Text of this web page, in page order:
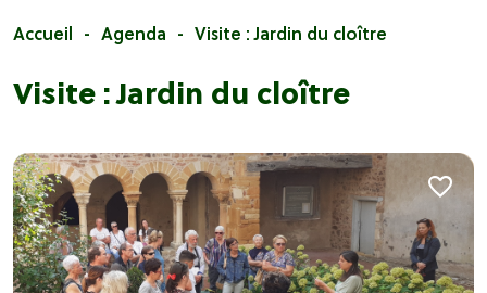
Accueil Agenda Visite : Jardin du cloître
Visite : Jardin du cloître